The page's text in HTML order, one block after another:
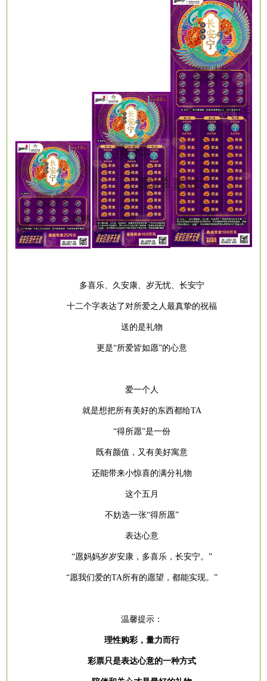
多喜乐、久安康、岁无忧、长安宁
十二个字表达了对所爱之人最真挚的祝福
送的是礼物
更是“所爱皆如愿”的心意
爱一个人
就是想把所有美好的东西都给TA
“得所愿”是一份
既有颜值，又有美好寓意
还能带来小惊喜的满分礼物
这个五月
不妨选一张“得所愿”
表达心意
“愿妈妈岁岁安康，多喜乐，长安宁。”
“愿我们爱的TA所有的愿望，都能实现。”
温馨提示：
理性购彩，量力而行
彩票只是表达心意的一种方式